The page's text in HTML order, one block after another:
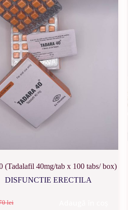
40mg/tab x 100 tabs/ box)
DISFUNCTIE ERECTILA
lei